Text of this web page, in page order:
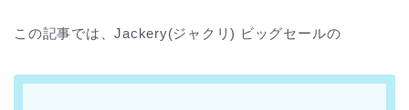
この記事では、Jackery(ジャクリ) ビッグセールの